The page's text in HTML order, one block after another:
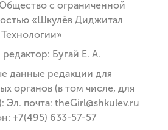
с ограниченной
«Шкулёв Диджитал
Технологии»
редактор: Бугай Е. А.
данные редакции для
органов (в том числе, для
Эл. почта: theGirl@shkulev.ru
+7(495) 633-57-57